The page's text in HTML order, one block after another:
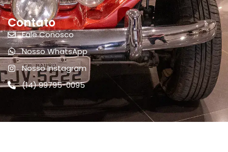
Contato
Fale Conosco
Nosso WhatsApp
Nosso Instagram
(14) 99795-0095